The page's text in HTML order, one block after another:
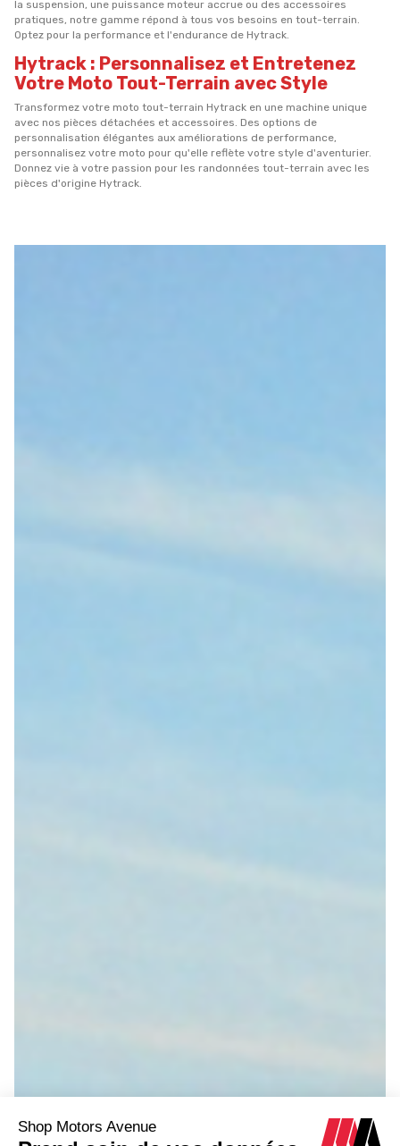
la suspension, une puissance moteur accrue ou des accessoires
pratiques, notre gamme répond à tous vos besoins en tout-terrain.
Optez pour la performance et l'endurance de Hytrack.
Hytrack : Personnalisez et Entretenez
Votre Moto Tout-Terrain avec Style
Transformez votre moto tout-terrain Hytrack en une machine unique
avec nos pièces détachées et accessoires. Des options de
personnalisation élégantes aux améliorations de performance,
personnalisez votre moto pour qu'elle reflète votre style d'aventurier.
Donnez vie à votre passion pour les randonnées tout-terrain avec les
pièces d'origine Hytrack.